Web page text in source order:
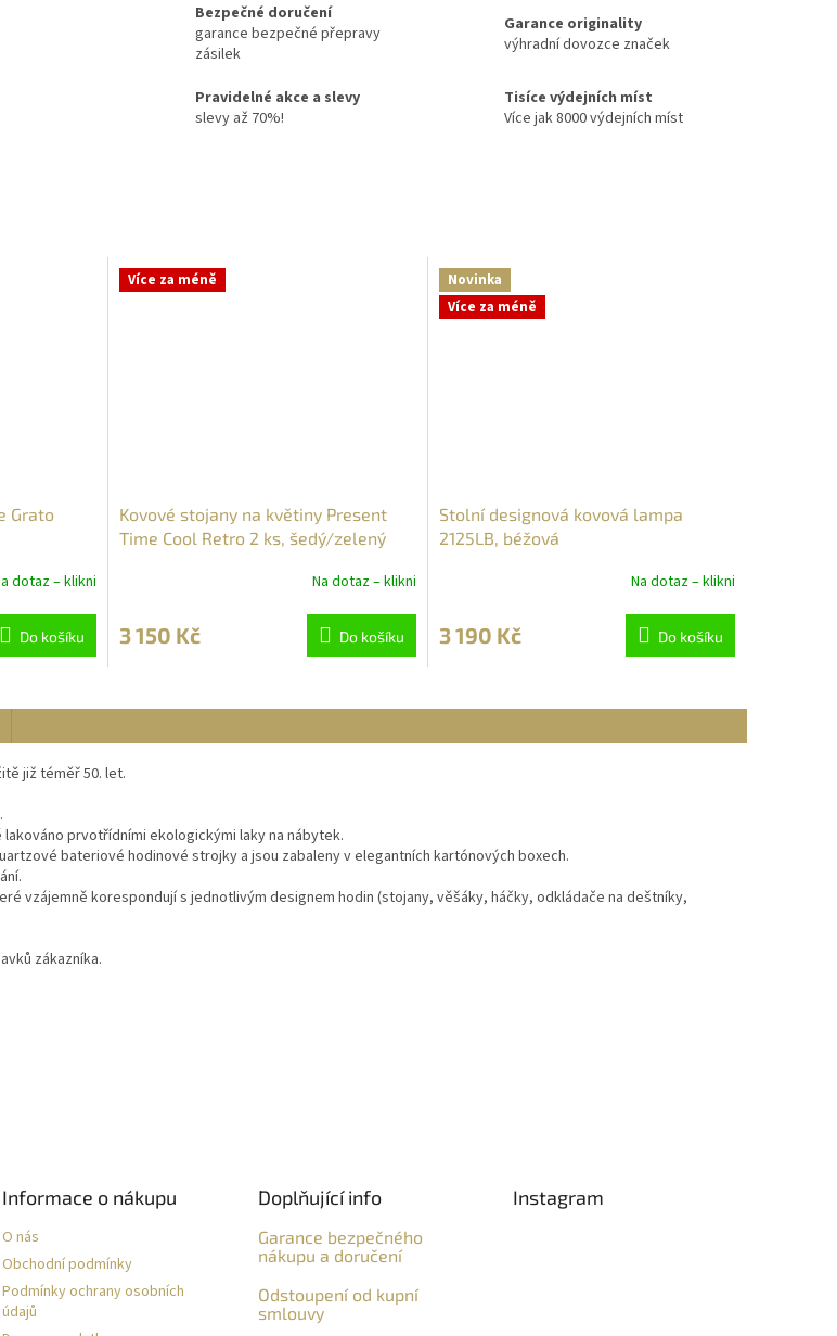
Bezpečné doručení
garance bezpečné přepravy
zásilek
Garance originality
výhradní dovozce značek
Pravidelné akce a slevy
slevy až 70%!
Tisíce výdejních míst
Více jak 8000 výdejních míst
Grato
dotaz – klikni
Do košíku
Více za méně
Kovové stojany na květiny Present
Time Cool Retro 2 ks, šedý/zelený
Na dotaz – klikni
3 150 Kč Do košíku
Novinka
Více za méně
Stolní designová kovová lampa
2125LB, béžová
Na dotaz – klikni
3 190 Kč Do košíku
již téměř 50. let.
prvotřídními ekologickými laky na nábytek.
bateriové hodinové strojky a jsou zabaleny v elegantních kartónových boxech.
vzájemně korespondují s jednotlivým designem hodin (stojany, věšáky, háčky, odkládače na deštníky,
zákazníka.
Informace o nákupu
O nás
Obchodní podmínky
Podmínky ochrany osobních
údajů
Doplňující info
Garance bezpečného
nákupu a doručení
Odstoupení od kupní
smlouvy
Instagram